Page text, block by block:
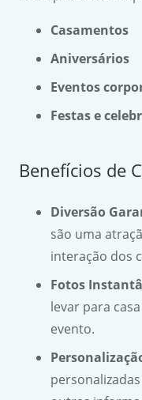
Casamentos
Aniversários
Eventos
Festas e
Benefícios de
Diversão
são uma
interação dos
Fotos
levar para
evento.